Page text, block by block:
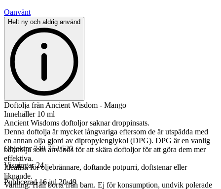
Oanvänt
Helt ny och aldrig använd
Doftolja från Ancient Wisdom - Mango
Innehåller 10 ml
Ancient Wisdoms doftoljor saknar droppinsats.
Denna doftolja är mycket långvariga eftersom de är utspädda med
en annan olja gjord av dipropylenglykol (DPG). DPG är en vanlig
bärarolja som används för att skära doftoljor för att göra dem mer
effektiva.
Idealisk för oljebrännare, doftande potpurri, doftstenar eller
liknande.
Varning: Håll borta från barn. Ej för konsumption, undvik polerade
Objektnr 740 752 520
Visningar 24
Publicerad 16 jul 20:49